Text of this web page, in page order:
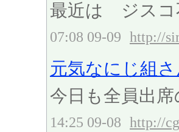
最近は ジスコ
07:08 09-09 http://
元気なにじ組
今日も全員出
14:25 09-08 http://